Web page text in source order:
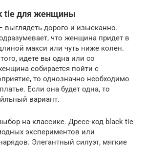
tie для женщины
выглядеть дорого и изысканно.
что женщина придет в
макси или чуть ниже колен.
идете вы одна или со
собирается пойти с
то однозначно необходимо
Если она будет одна, то
вариант.
на классике. Дресс-код black tie
экспериментов или
Элегантный силуэт, мягкие